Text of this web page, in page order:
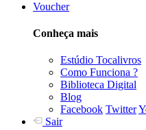
Voucher
Conheça mais
Estúdio Tocalivros
Como Funciona ?
Biblioteca Digital
Blog
Facebook Twitter
Sair